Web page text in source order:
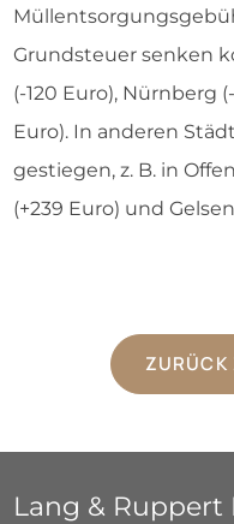
Grundsteuer senken
(-120 Euro), Nürnberg
Euro). In anderen
gestiegen, z. B. in
(+239 Euro) und
ZURÜCK
Lang &